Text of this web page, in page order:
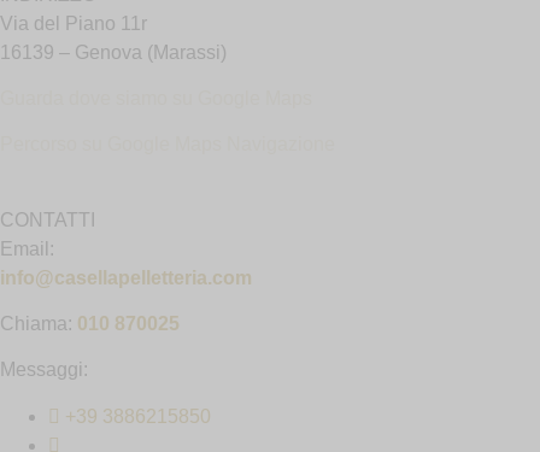
Via del Piano 11r
16139 – Genova (Marassi)
CONTATTI
Email:
info@casellapelletteria.com
Chiama: 010 870025
Messaggi:
+39 3886215850